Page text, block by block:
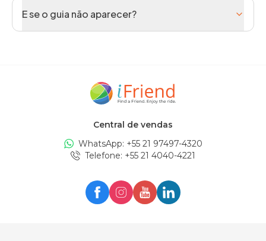
E se o guia não aparecer?
Central de vendas
WhatsApp: +55 21 97497-4320
Telefone: +55 21 4040-4221